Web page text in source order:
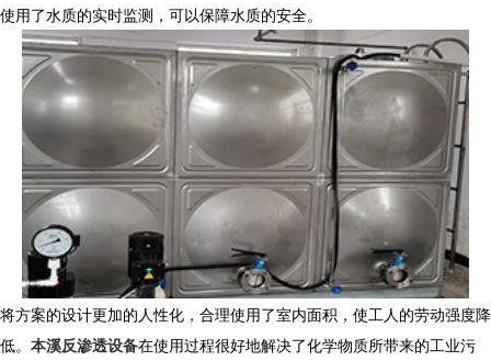
使用了水质的实时监测，可以保障水质的安全。
将方案的设计更加的人性化，合理使用了室内面积，使工人的劳动强度降
低。 本溪反渗透设备在使用过程很好地解决了化学物质所带来的工业污